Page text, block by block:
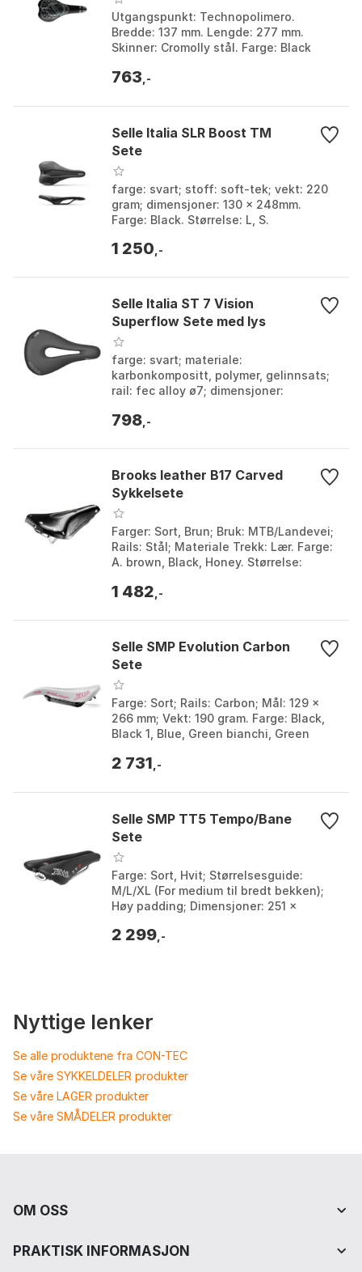
Utgangspunkt: Technopolimero.
Bredde: 137 mm. Lengde: 277 mm.
Skinner: Cromolly stål. Farge: Black
763 ,-
Selle Italia SLR Boost TM
Sete
farge: svart; stoff: soft-tek; vekt: 220
gram; dimensjoner: 130 x 248mm.
Farge: Black. Størrelse: L, S.
1 250 ,-
Selle Italia ST 7 Vision
Superflow Sete med lys
farge: svart; materiale:
karbonkompositt, polymer, gelinnsats;
rail: fec alloy ø7; dimensjoner:
798 ,-
Brooks leather B17 Carved
Sykkelsete
Farger: Sort, Brun; Bruk: MTB/Landevei;
Rails: Stål; Materiale Trekk: Lær. Farge:
A. brown, Black, Honey. Størrelse:
1 482 ,-
Selle SMP Evolution Carbon
Sete
Farge: Sort; Rails: Carbon; Mål: 129 x
266 mm; Vekt: 190 gram. Farge: Black,
Black 1, Blue, Green bianchi, Green
Yellow fluo...
2 731 ,-
Selle SMP TT5 Tempo/Bane
Sete
Farge: Sort, Hvit; Størrelsesguide:
M/L/XL (For medium til bredt bekken);
Høy padding; Dimensjoner: 251 x
fluor. Størrelse: 1...
2 299 ,-
Nyttige lenker
Se alle produktene fra CON-TEC
Se våre SYKKELDELER produkter
Se våre LAGER produkter
Se våre SMÅDELER produkter
OM OSS
PRAKTISK INFORMASJON